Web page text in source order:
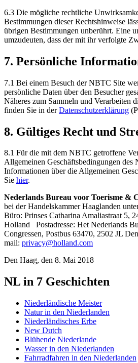
6.3 Die mögliche rechtliche
Bestimmungen dieser Rechtshinweise
übrigen Bestimmungen unberührt. Eine
umzudeuten, dass der mit ihr verfolgte
7. Persönliche
7.1 Bei einem Besuch der NBTC Site
persönliche Daten über den Besucher
Näheres zum Sammeln und Verarbeiten
finden Sie in derDatenschutzerklärung
8. Gültiges Recht und
8.1 Für die mit dem NBTC getroffene
Allgemeinen Geschäftsbedingungen des
Informationen über die Allgemeinen
Sie hier.
Nederlands Bureau voor Toerisme &
bei der Handelskammer Haaglanden
Büro: Prinses Catharina Amaliastraat 5,
Holland Postadresse: Het Nederlands
Congressen, Postbus 63470, 2502 JL
mail: privacy@holland.com
Den Haag, den 8. Mai 2018
NL in 7 Geschichten
Niederländische Meister
Natur in den Niederlanden
Niederländisches Erbe
New Dutch
Blühende Niederlande
Wasser in den Niederlanden
Fahrradfahren in den Niederlanden